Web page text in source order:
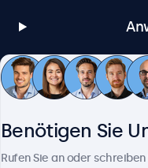
Benötigen Sie
Rufen Sie an oder